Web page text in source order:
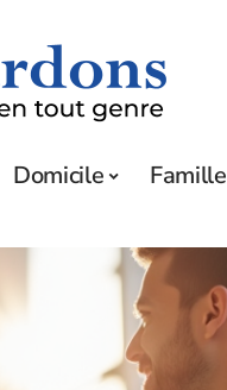
Domicile Famille